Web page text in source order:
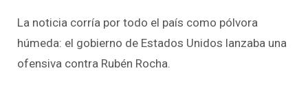
La noticia corría por todo el país como pólvora
húmeda: el gobierno de Estados Unidos lanzaba una
ofensiva contra Rubén Rocha.